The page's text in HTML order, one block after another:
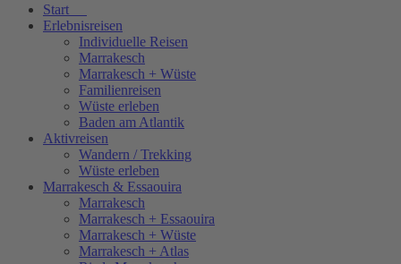
Start
Erlebnisreisen
Individuelle Reisen
Marrakesch
Marrakesch + Wüste
Familienreisen
Wüste erleben
Baden am Atlantik
Aktivreisen
Wandern / Trekking
Wüste erleben
Marrakesch & Essaouira
Marrakesch
Marrakesch + Essaouira
Marrakesch + Wüste
Marrakesch + Atlas